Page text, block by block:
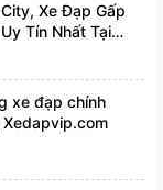
Xe Đạp Gấp
Tín Nhất Tại
xe đạp chính